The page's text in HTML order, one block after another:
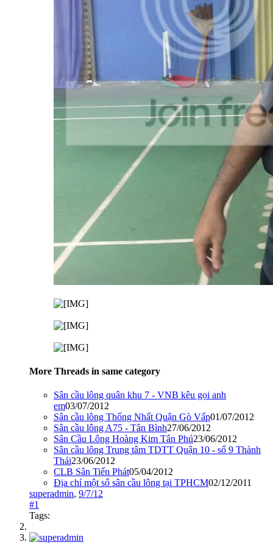
More Threads in same category
Sân cầu lông quân khu 7 - VNB kêu gọi anh
em03/07/2012
Sân cầu lông Thống Nhất Quận Gò Vấp01/07/2012
Sân cầu lông A75 - Tân Bình27/06/2012
Sân Cầu Lông Hoàng Kim Tân Phú23/06/2012
Sân cầu lông Trung tâm TDTT Quận 10 - số 9 Thành
Thái23/06/2012
CLB Sân Tiến Phát05/04/2012
Địa chỉ một số sân cầu lông tại TPHCM02/12/2011
superadmin, 9/7/12
#1
Tags: